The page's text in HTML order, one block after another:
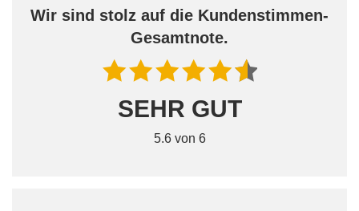
Wir sind stolz auf die Kundenstimmen-
Gesamtnote.
SEHR GUT
5.6 von 6